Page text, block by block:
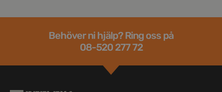
Behöver ni hjälp? Ring oss på
08-520 277 72